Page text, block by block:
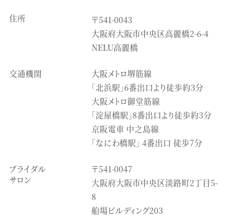
住所
〒541-0043
大阪府大阪市中央区高麗橋2-6-4
NELU高麗橋
交通機関
大阪メトロ堺筋線
「北浜駅」6番出口より徒歩約3分
大阪メトロ御堂筋線
「淀屋橋駅」8番出口より徒歩約3分
京阪電車 中之島線
「なにわ橋駅」 4番出口 徒歩7分
ブライダル
サロン
〒541-0047
大阪府大阪市中央区淡路町2丁目5-
8
船場ビルディング203